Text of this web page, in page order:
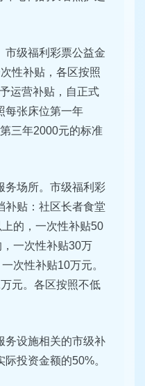
市级福利彩票公益金
性补贴，各区按照
运营补贴，自正式
每张床位第一年
三年2000元的标准
务场所。市级福利彩
补贴：社区长者食堂
的，一次性补贴50
一次性补贴30万
次性补贴10万元。
元。各区按照不低
务设施相关的市级补
投资金额的50%。